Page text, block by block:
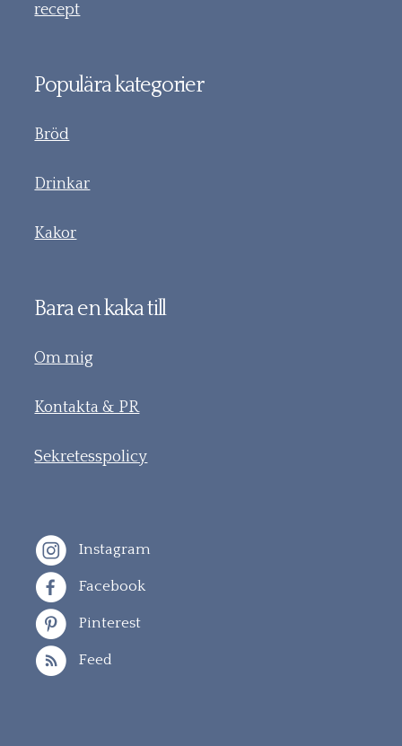
recept
Populära kategorier
Bröd
Drinkar
Kakor
Bara en kaka till
Om mig
Kontakta & PR
Sekretesspolicy
Instagram
Facebook
Pinterest
Feed